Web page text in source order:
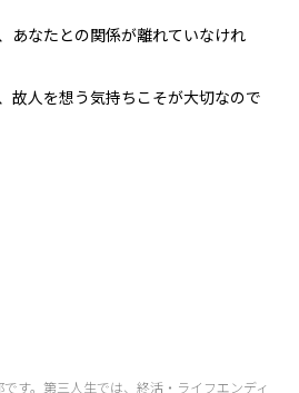
あなたとの関係が離れていなけれ
故人を想う気持ちこそが大切なので
す。第三人生では、終活・ライフエンディ